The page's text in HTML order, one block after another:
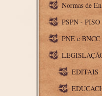
Normas de
PSPN - PISO
PNE e BNCC
EDITAIS